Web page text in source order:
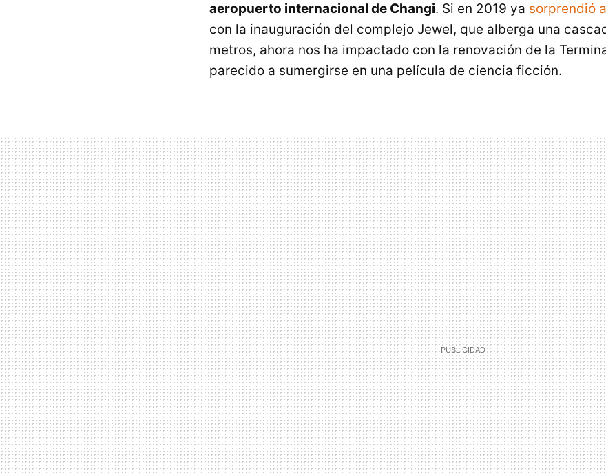
aeropuerto internacional de Changi. Si en 2019 ya sorprendió
con la inauguración del complejo Jewel, que alberga una
metros, ahora nos ha impactado con la renovación de la
parecido a sumergirse en una película de ciencia ficción.